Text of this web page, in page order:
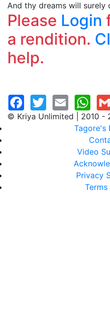
And thy dreams will surely
Please Login
a rendition.
help.
© Kriya Unlimited | 2010 -
Tagore's
Video
Privacy
Terms